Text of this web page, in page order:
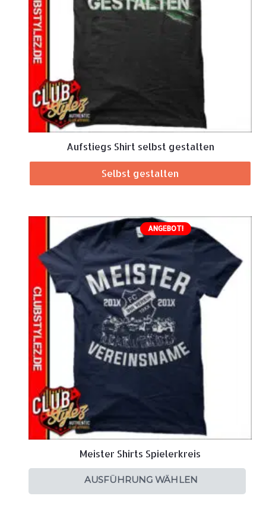
Aufstiegs Shirt selbst gestalten
Selbst gestalten
ANGEBOT!
Meister Shirts Spielerkreis
AUSFÜHRUNG WÄHLEN